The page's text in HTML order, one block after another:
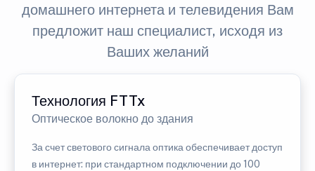
домашнего интернета и телевидения Вам
предложит наш специалист, исходя из
Ваших желаний
Технология FTTx
Оптическое волокно до здания
За счет светового сигнала оптика обеспечивает доступ
в интернет: при стандартном подключении до 100